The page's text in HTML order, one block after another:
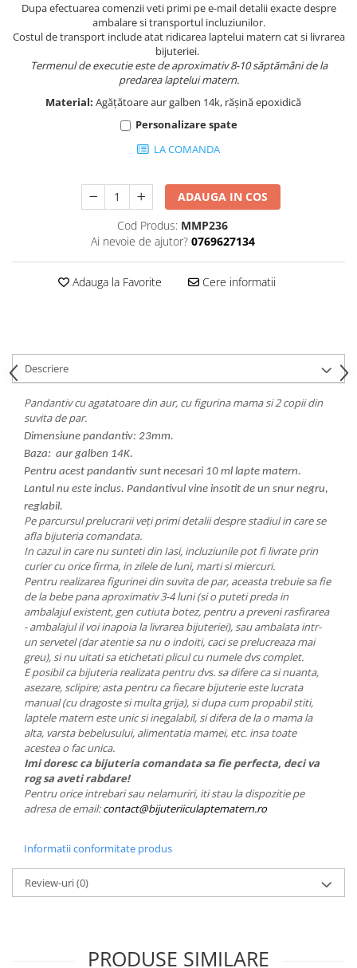
Dupa efectuarea comenzii veti primi pe e-mail detalii exacte despre
ambalare si transportul incluziunilor.
Costul de transport include atat ridicarea laptelui matern cat si livrarea
bijuteriei.
Termenul de executie este de aproximativ 8-10 săptămâni de la
predarea laptelui matern.
Material: Agățătoare aur galben 14k, rășină epoxidică
Personalizare spate
LA COMANDA
ADAUGA IN COS
Cod Produs: MMP236
Ai nevoie de ajutor? 0769627134
Adauga la Favorite Cere informatii
Descriere
Pandantiv cu agatatoare din aur, cu figurina mama si 2 copii din
suvita de par.
Dimensiune pandantiv: 23mm.
Baza: aur galben 14K.
Pentru acest pandantiv sunt necesari 10 ml lapte matern.
Lantul nu este inclus. Pandantivul vine insotit de un snur negru,
reglabil.
Pe parcursul prelucrarii veți primi detalii despre stadiul in care se
afla bijuteria comandata.
In cazul in care nu sunteti din Iasi, incluziunile pot fi livrate prin
curier cu orice firma, in zilele de luni, marti si miercuri.
Pentru realizarea figurinei din suvita de par, aceasta trebuie sa fie
de la bebe pana aproximativ 3-4 luni (si o puteti preda in
ambalajul existent, gen cutiuta botez, pentru a preveni rasfirarea
- ambalajul il voi inapoia la livrarea bijuteriei), sau ambalata intr-
un servetel (dar atentie sa nu o indoiti, caci se prelucreaza mai
greu), si nu uitati sa etichetati plicul cu numele dvs complet.
E posibil ca bijuteria realizata pentru dvs. sa difere ca si nuanta,
asezare, sclipire; asta pentru ca fiecare bijuterie este lucrata
manual (cu dragoste si multa grija), si dupa cum propabil stiti,
laptele matern este unic si inegalabil, si difera de la o mama la
alta, varsta bebelusului, alimentatia mamei, etc. insa toate
acestea o fac unica.
Imi doresc ca bijuteria comandata sa fie perfecta, deci va
rog sa aveti rabdare!
Pentru orice intrebari sau nelamuriri, iti stau la dispozitie pe
adresa de email:contact@bijuteriiculaptematern.ro
Informatii conformitate produs
Review-uri(0)
PRODUSE SIMILARE